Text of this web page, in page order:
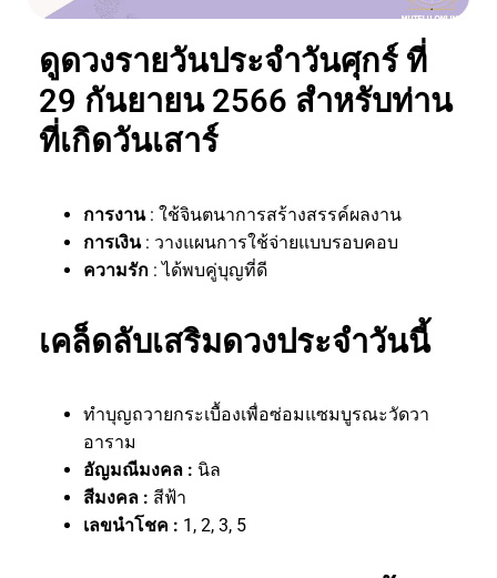
ดูดวงรายวันประจำวันศุกร์ ที่
29 กันยายน 2566 สำหรับท่าน
ที่เกิดวันเสาร์
การงาน : ใช้จินตนาการสร้างสรรค์ผลงาน
การเงิน : วางแผนการใช้จ่ายแบบรอบคอบ
ความรัก : ได้พบคู่บุญที่ดี
เคล็ดลับเสริมดวงประจำวันนี้
ทำบุญถวายกระเบื้องเพื่อซ่อมแซมบูรณะวัดวา
อาราม
อัญมณีมงคล : นิล
สีมงคล : สีฟ้า
เลขนำโชค : 1, 2, 3, 5